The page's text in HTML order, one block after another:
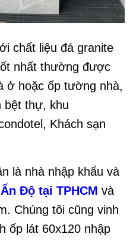
chất liệu đá granite
nhất thường được
ở hoặc ốp tường nhà,
bệt thự, khu
Khách sạn
là nhà nhập khẩu và
Độ tại TPHCM và
Chúng tôi cũng vinh
ốp lát 60x120 nhập